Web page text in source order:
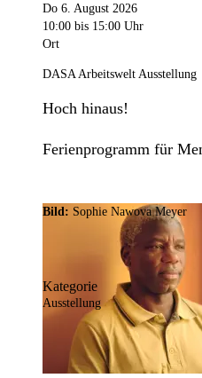
Do 6. August 2026
10:00 bis 15:00 Uhr
Ort
DASA Arbeitswelt Ausstellung
Hoch hinaus!
Ferienprogramm für
Bild: Sophie Nawova Meyer
Kategorie
Ausstellung